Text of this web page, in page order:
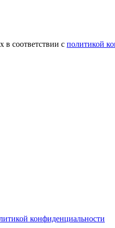
в соответствии с политикой
конфиденциальности